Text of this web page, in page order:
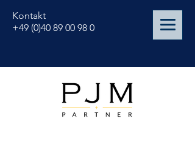
Kontakt
+49 (0)40 89 00 98 0